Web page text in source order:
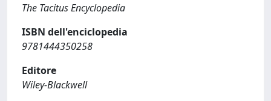
The Tacitus Encyclopedia
ISBN dell'enciclopedia
9781444350258
Editore
Wiley-Blackwell